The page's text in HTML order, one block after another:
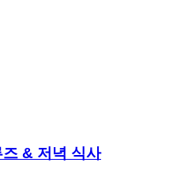
& 저녁 식사